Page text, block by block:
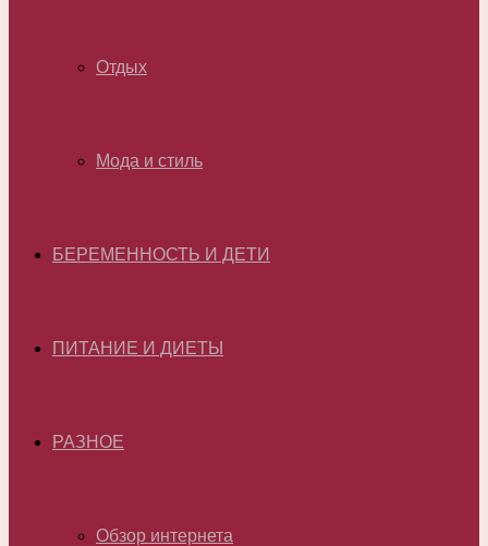
Отдых
Мода и стиль
БЕРЕМЕННОСТЬ И ДЕТИ
ПИТАНИЕ И ДИЕТЫ
РАЗНОЕ
Обзор интернета